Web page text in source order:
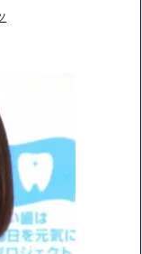
まで焼いて重さ調べ
→結
と異なる製造だった
と約700億円の繰延税
れて窃盗された」と
？